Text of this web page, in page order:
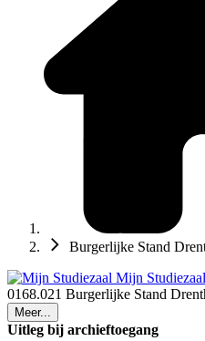
Burgerlijke Stand
Mijn
0168.021 Burgerlijke Stand
Meer...
Uitleg bij archieftoegang